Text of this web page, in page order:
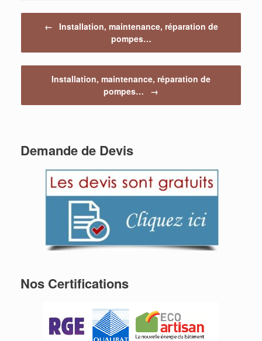
←
Installation, maintenance, réparation de
pompes…
Installation, maintenance, réparation de
pompes…
→
Demande de Devis
Nos Certifications